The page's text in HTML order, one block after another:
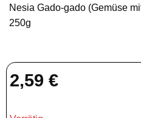
Nesia Gado-gado (Gemüse
250g
2,59 €